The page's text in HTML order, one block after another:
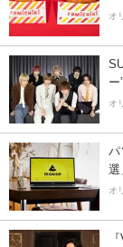
オ
ー”
オ
パ
選
オ